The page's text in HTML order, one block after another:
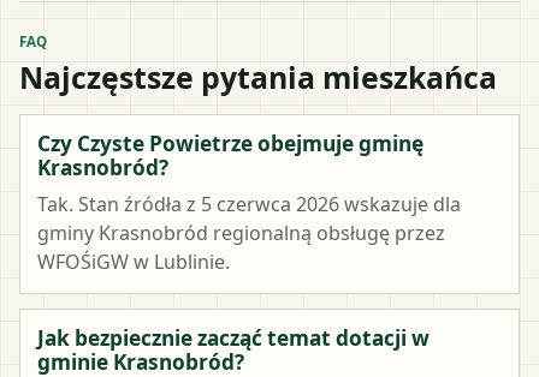
FAQ
Najczęstsze pytania mieszkańca
Czy Czyste Powietrze obejmuje gminę
Krasnobród?
Tak. Stan źródła z 5 czerwca 2026 wskazuje dla
gminy Krasnobród regionalną obsługę przez
WFOŚiGW w Lublinie.
Jak bezpiecznie zacząć temat dotacji w
gminie Krasnobród?